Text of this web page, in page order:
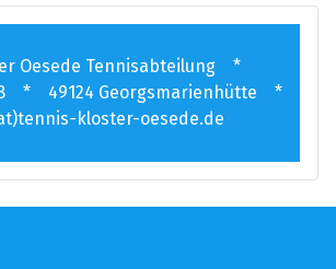
Oesede Tennisabteilung *
* 49124 Georgsmarienhütte *
kloster-oesede.de